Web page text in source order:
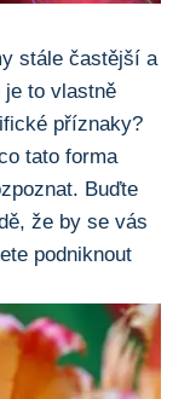
stále častější a
je to vlastně
příznaky?
tato forma
Buďte
že by se vás
podniknout